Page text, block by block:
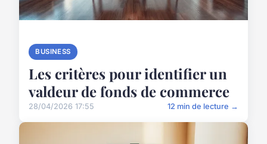
BUSINESS
Les critères pour identifier un
valdeur de fonds de commerce
28/04/2026 17:55 12 min de lecture →